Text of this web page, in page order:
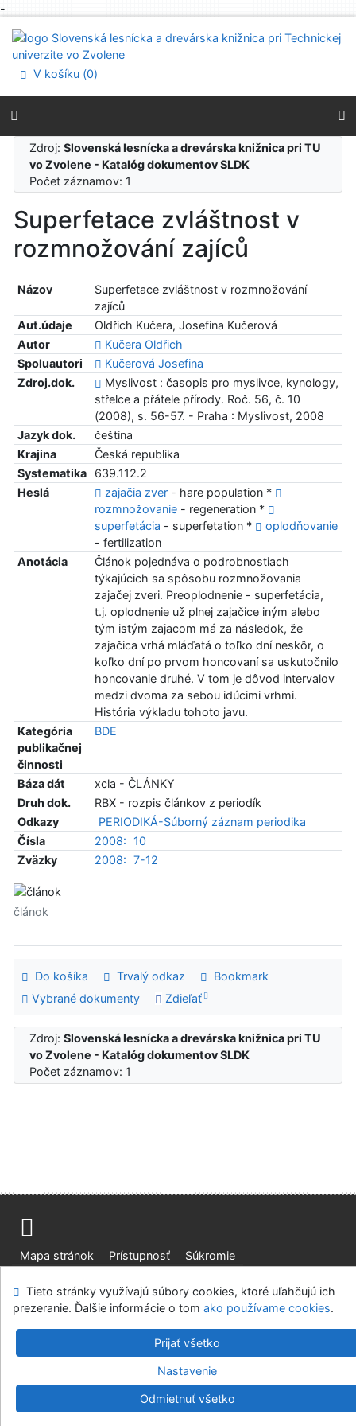
-
Prejsť na menu
Prehlásenie o webovej prístupnosti
V košíku (0)
Zdroj:Slovenská lesnícka a drevárska knižnica pri TU
vo Zvolene - Katalóg dokumentov SLDK
Počet záznamov: 1
Superfetace zvláštnost v
rozmnožování zajíců
Názov
Superfetace zvláštnost v rozmnožování
zajíců
Aut.údaje
Oldřich Kučera, Josefina Kučerová
Autor
Kučera Oldřich
Spoluautori
Kučerová Josefina
Zdroj.dok.
Myslivost : časopis pro myslivce, kynology,
střelce a přátele přírody. Roč. 56, č. 10
(2008), s. 56-57. - Praha : Myslivost, 2008
Jazyk dok.
čeština
Krajina
Česká republika
Systematika
639.112.2
Heslá
zajačia zver- hare population *
rozmnožovanie- regeneration *
superfetácia - superfetation *
oplodňovanie
- fertilization
Anotácia
Článok pojednáva o podrobnostiach
týkajúcich sa spôsobu rozmnožovania
zajačej zveri. Preoplodnenie - superfetácia,
t.j. oplodnenie už plnej zajačice iným alebo
tým istým zajacom má za následok, že
zajačica vrhá mláďatá o toľko dní neskôr, o
koľko dní po prvom honcovaní sa uskutočnilo
honcovanie druhé. V tom je dôvod intervalov
medzi dvoma za sebou idúcimi vrhmi.
História výkladu tohoto javu.
Kategória
publikačnej
činnosti
BDE
Báza dát
xcla - ČLÁNKY
Druh dok.
RBX - rozpis článkov z periodík
Odkazy
PERIODIKÁ-Súborný záznam periodika
Čísla
2008:
10
Zväzky
2008: 7-12
článok
Do košíka Trvalý odkaz
Bookmark
Vybrané dokumenty
Zdieľať
Zdroj:Slovenská lesnícka a drevárska knižnica pri TU
vo Zvolene - Katalóg dokumentov SLDK
Počet záznamov: 1
Mapa stránok Prístupnosť
Súkromie
Slovenská lesnícka a drevárska knižnica pri Technickej
univerzite vo Zvolene
©1993-2026IPACv.4.8.63a-Cosmotron Slovakia, s.r.o.
Tieto stránky využívajú súbory cookies, ktoré uľahčujú ich
prezeranie. Ďalšie informácie o tom ako používame cookies.
Prijať všetko
Nastavenie
Odmietnuť všetko